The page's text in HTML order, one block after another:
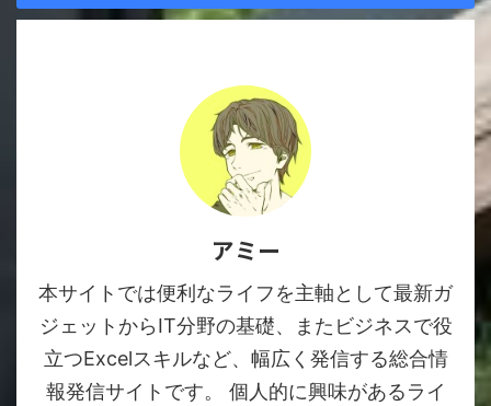
アミー
本サイトでは便利なライフを主軸として最新ガ
ジェットからIT分野の基礎、またビジネスで役
立つExcelスキルなど、幅広く発信する総合情
報発信サイトです。 個人的に興味があるライ